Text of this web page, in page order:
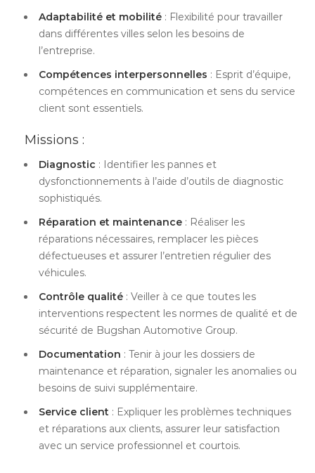
Adaptabilité et mobilité : Flexibilité pour travailler
dans différentes villes selon les besoins de
l’entreprise.
Compétences interpersonnelles : Esprit d’équipe,
compétences en communication et sens du service
client sont essentiels.
Missions :
Diagnostic : Identifier les pannes et
dysfonctionnements à l’aide d’outils de diagnostic
sophistiqués.
Réparation et maintenance : Réaliser les
réparations nécessaires, remplacer les pièces
défectueuses et assurer l’entretien régulier des
véhicules.
Contrôle qualité : Veiller à ce que toutes les
interventions respectent les normes de qualité et de
sécurité de Bugshan Automotive Group.
Documentation : Tenir à jour les dossiers de
maintenance et réparation, signaler les anomalies ou
besoins de suivi supplémentaire.
Service client : Expliquer les problèmes techniques
et réparations aux clients, assurer leur satisfaction
avec un service professionnel et courtois.